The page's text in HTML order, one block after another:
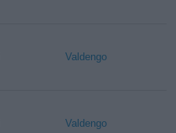
Valdengo
Valdengo